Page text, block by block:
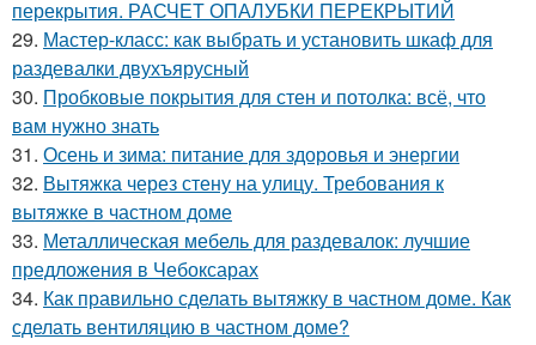
перекрытия. РАСЧЕТ ОПАЛУБКИ ПЕРЕКРЫТИЙ
29. Мастер-класс: как выбрать и установить шкаф для
раздевалки двухъярусный
30. Пробковые покрытия для стен и потолка: всё, что
вам нужно знать
31. Осень и зима: питание для здоровья и энергии
32. Вытяжка через стену на улицу. Требования к
вытяжке в частном доме
33. Металлическая мебель для раздевалок: лучшие
предложения в Чебоксарах
34. Как правильно сделать вытяжку в частном доме. Как
сделать вентиляцию в частном доме?